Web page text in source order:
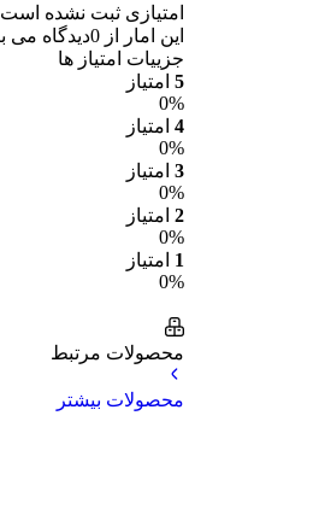
امتیازی ثبت نشده است
این امار از 0دیدگاه می باشد
جزییات امتیاز ها
5 امتیاز
0%
4 امتیاز
0%
3 امتیاز
0%
2 امتیاز
0%
1 امتیاز
0%
محصولات مرتبط
محصولات بیشتر